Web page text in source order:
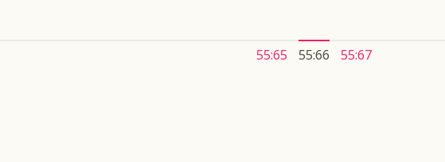
55:65 55:66 55:67